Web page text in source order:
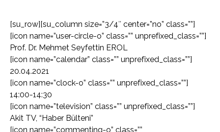
[su_row][su_column size=”3/4″ center=”no” class=””]
[icon name=”user-circle-o” class=”” unprefixed_class=””]
Prof. Dr. Mehmet Seyfettin EROL
[icon name=”calendar” class=”” unprefixed_class=””]
20.04.2021
[icon name=”clock-o” class=”” unprefixed_class=””]
14:00-14:30
[icon name=”television” class=”” unprefixed_class=””]
Akit TV, “Haber Bülteni”
[icon name=”commenting-o” class=””